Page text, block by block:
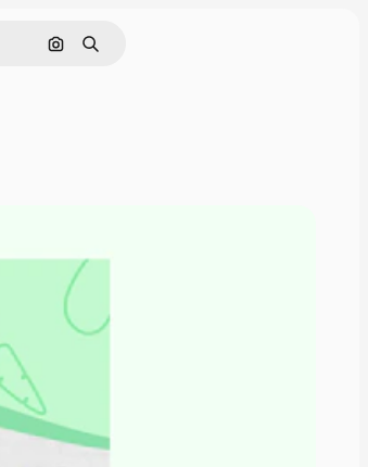
Pesquisar por imagem
Buscar